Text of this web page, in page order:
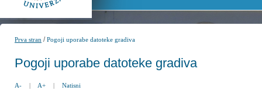
Prva stran /Pogoji uporabe datoteke gradiva
Pogoji uporabe datoteke gradiva
A- | A+ | Natisni